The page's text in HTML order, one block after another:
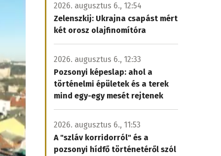
2026. augusztus 6., 12:54
Zelenszkij: Ukrajna csapást mért
két orosz olajfinomítóra
2026. augusztus 6., 12:33
Pozsonyi képeslap: ahol a
történelmi épületek és a terek
mind egy-egy mesét rejtenek
2026. augusztus 6., 11:53
A "szláv korridorról" és a
pozsonyi hídfő történetéről szól